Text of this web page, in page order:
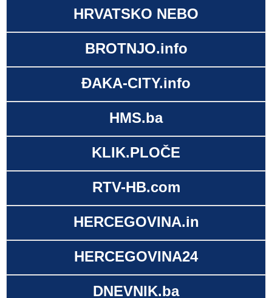
HRVATSKO NEBO
BROTNJO.info
ĐAKA-CITY.info
HMS.ba
KLIK.PLOČE
RTV-HB.com
HERCEGOVINA.in
HERCEGOVINA24
DNEVNIK.ba